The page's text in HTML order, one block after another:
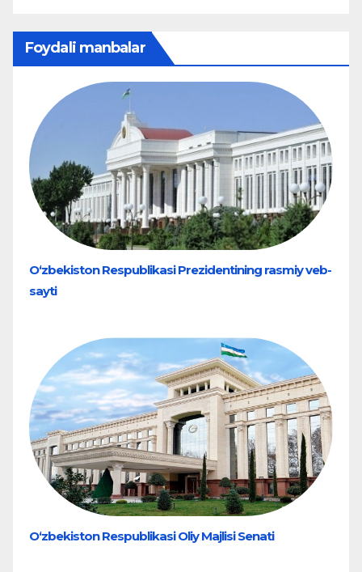
Foydali manbalar
O‘zbekiston Respublikasi Prezidentining rasmiy veb-
sayti
O‘zbekiston Respublikasi Oliy Majlisi Senati